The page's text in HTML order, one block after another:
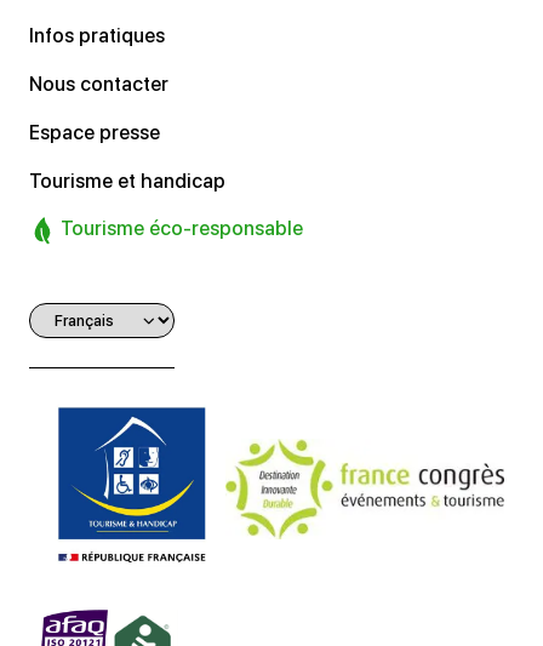
Infos pratiques
Nous contacter
Espace presse
Tourisme et handicap
Tourisme éco-responsable